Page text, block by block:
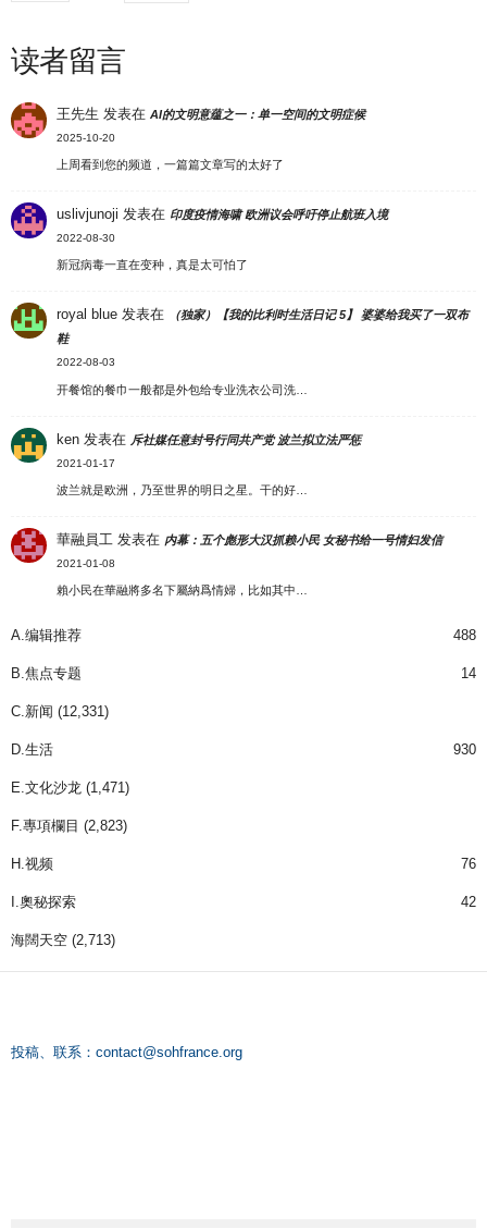
读者留言
王先生 发表在AI的文明意蕴之一：单一空间的文明症候
2025-10-20
上周看到您的频道，一篇篇文章写的太好了
uslivjunoji 发表在 印度疫情海啸 欧洲议会呼吁停止航班入境
2022-08-30
新冠病毒一直在变种，真是太可怕了
royal blue 发表在
（独家）【我的比利时生活日记 5】 婆婆给我买了一双布
鞋
2022-08-03
开餐馆的餐巾一般都是外包给专业洗衣公司洗…
ken 发表在 斥社媒任意封号行同共产党 波兰拟立法严惩
2021-01-17
波兰就是欧洲，乃至世界的明日之星。干的好…
華融員工 发表在 内幕：五个彪形大汉抓赖小民 女秘书给一号情妇发信
2021-01-08
賴小民在華融將多名下屬納爲情婦，比如其中…
A.编辑推荐 488
B.焦点专题 14
C.新闻 (12,331)
D.生活 930
E.文化沙龙 (1,471)
F.專項欄目 (2,823)
H.视频 76
I.奧秘探索 42
海闊天空 (2,713)
投稿、联系： contact@sohfrance.org